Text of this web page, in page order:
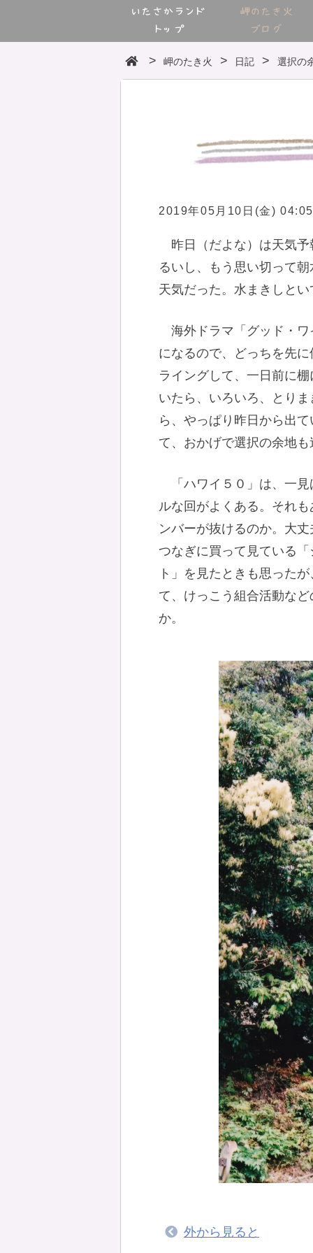
いたさかランド
トップ
岬のたき火
ブログ
岬のたき火 日記 選択の
2019年05月10日(金)
昨日（だよな）は天気
るいし、もう思い切って
天気だった。水まきしと
海外ドラマ「グッド・
になるので、どっちを先
ライングして、一日前に
いたら、いろいろ、とり
ら、やっぱり昨日から出
て、おかげで選択の余地
「ハワイ５０」は、一
ルな回がよくある。それ
ンバーが抜けるのか。大
つなぎに買って見ている
ト」を見たときも思った
て、けっこう組合活動な
か。
外から見ると